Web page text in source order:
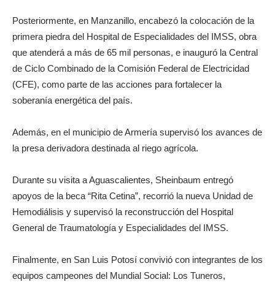
Posteriormente, en Manzanillo, encabezó la colocación de la
primera piedra del Hospital de Especialidades del IMSS, obra
que atenderá a más de 65 mil personas, e inauguró la Central
de Ciclo Combinado de la Comisión Federal de Electricidad
(CFE), como parte de las acciones para fortalecer la
soberanía energética del país.
Además, en el municipio de Armería supervisó los avances de
la presa derivadora destinada al riego agrícola.
Durante su visita a Aguascalientes, Sheinbaum entregó
apoyos de la beca “Rita Cetina”, recorrió la nueva Unidad de
Hemodiálisis y supervisó la reconstrucción del Hospital
General de Traumatología y Especialidades del IMSS.
Finalmente, en San Luis Potosí convivió con integrantes de los
equipos campeones del Mundial Social: Los Tuneros,